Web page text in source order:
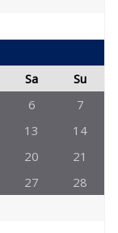
Sa
Su
6
7
13
14
20
21
27
28